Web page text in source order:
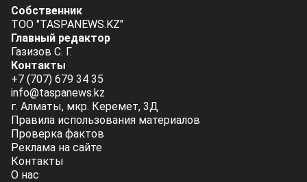
Собственник
ТОО "TASPANEWS.KZ"
Главный редактор
Газизов С. Г.
Контакты
+7 (707) 679 34 35
info@taspanews.kz
г. Алматы, мкр. Керемет, 3Д
Правила использования материалов
Проверка фактов
Реклама на сайте
Контакты
О нас